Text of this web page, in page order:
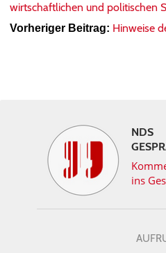
wirtschaftlichen und politischen
Vorheriger Beitrag: Hinweise
NDS
ins